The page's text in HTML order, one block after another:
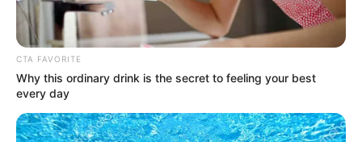
Lea también:Festival de la Solidaridad: así puede
disfrutar del concierto de este sábado en Bogotá
CTA FAVORITE
Why this ordinary drink is the secret to feeling your best
every day